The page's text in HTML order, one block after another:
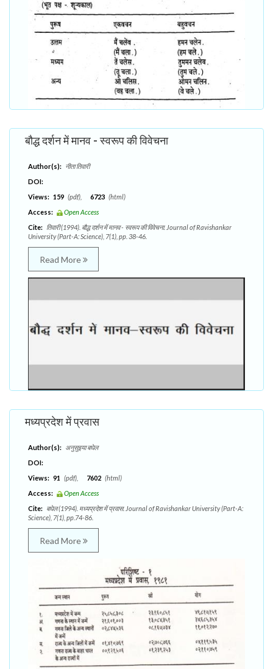
बौद्ध दर्शन में मानव - स्वरूप की विवेचना
Author(s): नीता तिवारी
DOI:
Views: 159 (pdf), 6723 (html)
Access:
Open Access
Cite: तिवारी (1994). बौद्ध दर्शन में मानव - स्वरूप की विवेचना. Journal of Ravishankar
University (Part-A: Science), 7(1), pp. 38-46.
Read More
मध्यप्रदेश में प्रवास
Author(s): अनुसुइया बघेल
DOI:
Views: 91 (pdf), 7602 (html)
Access:
Open Access
Cite: बघेल (1994). मध्यप्रदेश में प्रवास. Journal of Ravishankar University (Part-A:
Science), 7(1), pp.74-86.
Read More